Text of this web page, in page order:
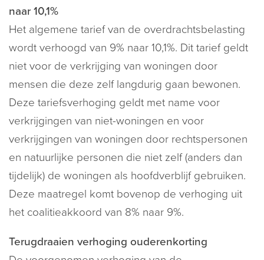
naar 10,1%
Het algemene tarief van de overdrachtsbelasting
wordt verhoogd van 9% naar 10,1%. Dit tarief geldt
niet voor de verkrijging van woningen door
mensen die deze zelf langdurig gaan bewonen.
Deze tariefsverhoging geldt met name voor
verkrijgingen van niet-woningen en voor
verkrijgingen van woningen door rechtspersonen
en natuurlijke personen die niet zelf (anders dan
tijdelijk) de woningen als hoofdverblijf gebruiken.
Deze maatregel komt bovenop de verhoging uit
het coalitieakkoord van 8% naar 9%.
Terugdraaien verhoging ouderenkorting